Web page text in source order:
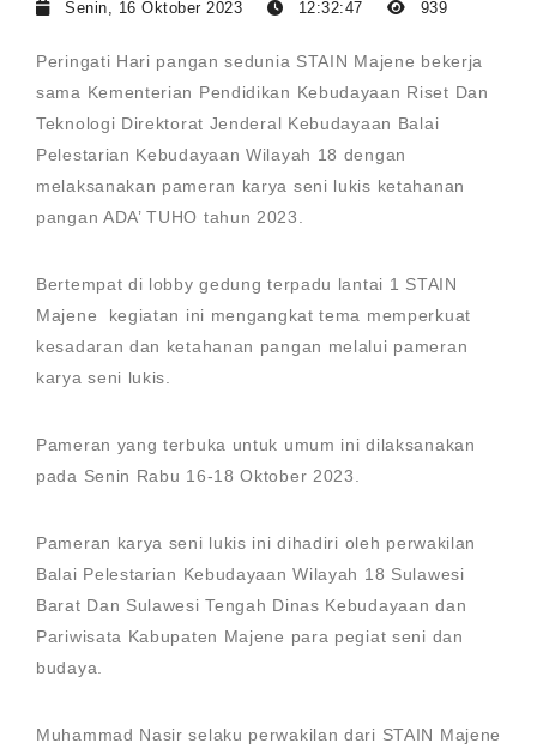
Senin, 16 Oktober 2023 12:32:47 939
Peringati Hari pangan sedunia STAIN Majene bekerja
sama Kementerian Pendidikan Kebudayaan Riset Dan
Teknologi Direktorat Jenderal Kebudayaan Balai
Pelestarian Kebudayaan Wilayah 18 dengan
melaksanakan pameran karya seni lukis ketahanan
pangan ADA’ TUHO tahun 2023.
Bertempat di lobby gedung terpadu lantai 1 STAIN
Majene kegiatan ini mengangkat tema memperkuat
kesadaran dan ketahanan pangan melalui pameran
karya seni lukis.
Pameran yang terbuka untuk umum ini dilaksanakan
pada Senin Rabu 16-18 Oktober 2023.
Pameran karya seni lukis ini dihadiri oleh perwakilan
Balai Pelestarian Kebudayaan Wilayah 18 Sulawesi
Barat Dan Sulawesi Tengah Dinas Kebudayaan dan
Pariwisata Kabupaten Majene para pegiat seni dan
budaya.
Muhammad Nasir selaku perwakilan dari STAIN Majene